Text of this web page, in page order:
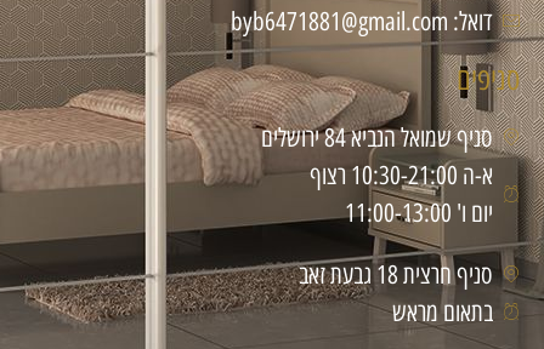
דואל: byb6471881@gmail.com
סניפים
סניף שמואל הנביא 84 ירושלים
א-ה 10:30-21:00 רצוף
יום ו' 11:00-13:00
סניף חרצית 18 גבעת זאב
בתאום מראש